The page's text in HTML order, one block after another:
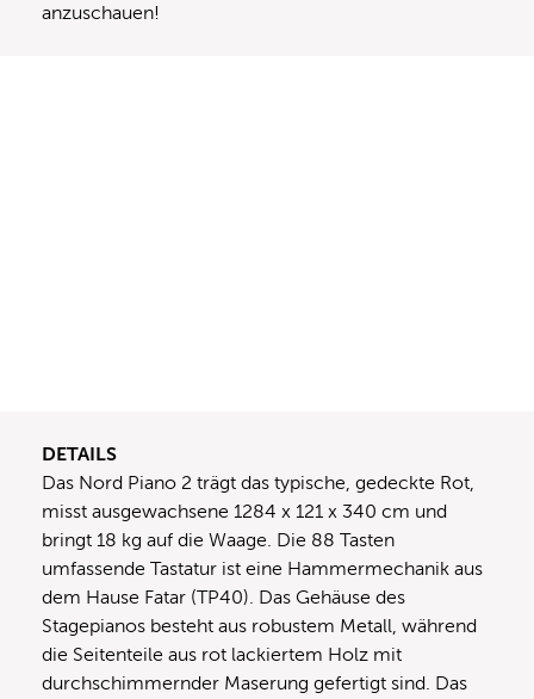
anzuschauen!
DETAILS
Das Nord Piano 2 trägt das typische, gedeckte Rot,
misst ausgewachsene 1284 x 121 x 340 cm und
bringt 18 kg auf die Waage. Die 88 Tasten
umfassende Tastatur ist eine Hammermechanik aus
dem Hause Fatar (TP40). Das Gehäuse des
Stagepianos besteht aus robustem Metall, während
die Seitenteile aus rot lackiertem Holz mit
durchschimmernder Maserung gefertigt sind. Das